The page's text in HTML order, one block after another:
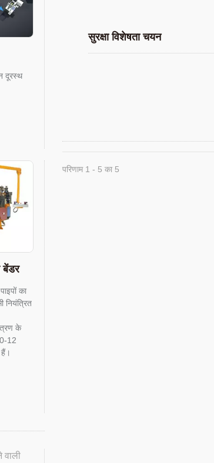
दूरस्थ
बेंडर
का
नियंत्रित
के
12
सुरक्षा विशेषता चयन
परिणाम 1 - 5 का 5